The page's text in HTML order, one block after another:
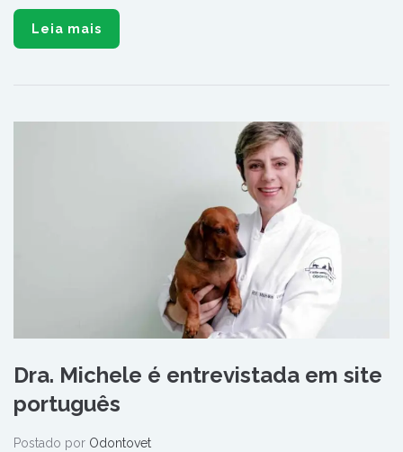
Leia mais
Dra. Michele é entrevistada em site
português
Postado por Odontovet